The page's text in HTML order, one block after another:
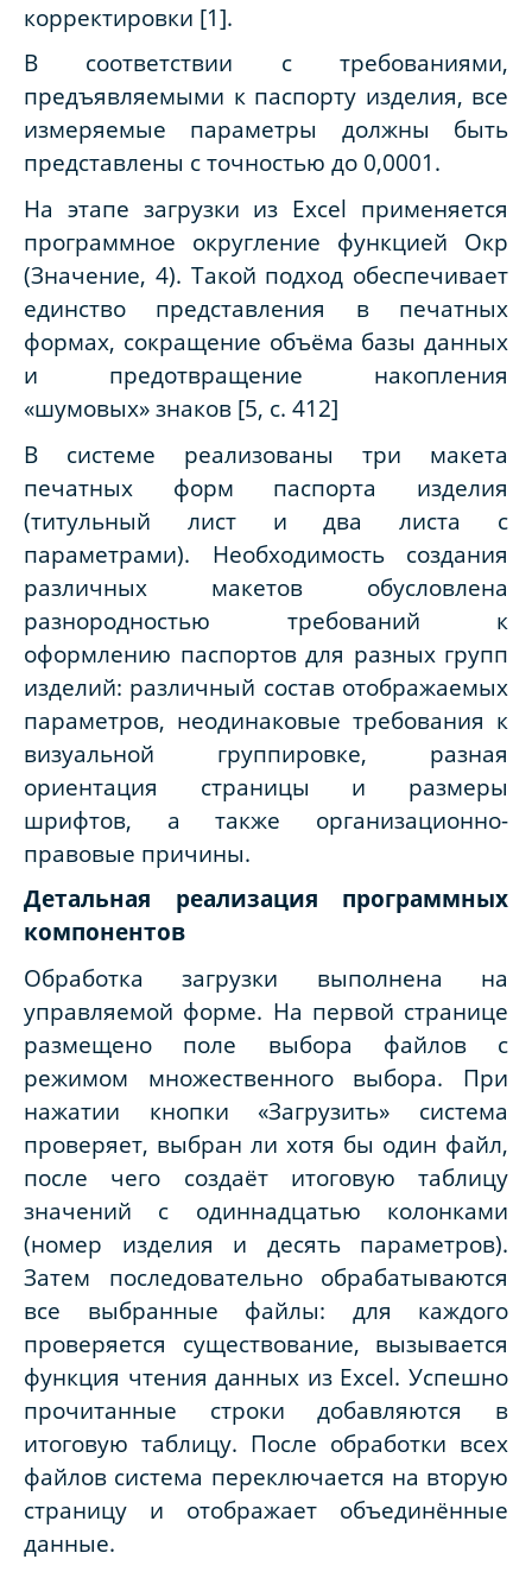
корректировки [1].
В соответствии с требованиями,
предъявляемыми к паспорту изделия, все
измеряемые параметры должны быть
представлены с точностью до 0,0001.
На этапе загрузки из Excel применяется
программное округление функцией Окр
(Значение, 4). Такой подход обеспечивает
единство представления в печатных
формах, сокращение объёма базы данных
и предотвращение накопления
«шумовых» знаков [5, с. 412]
В системе реализованы три макета
печатных форм паспорта изделия
(титульный лист и два листа с
параметрами). Необходимость создания
различных макетов обусловлена
разнородностью требований к
оформлению паспортов для разных групп
изделий: различный состав отображаемых
параметров, неодинаковые требования к
визуальной группировке, разная
ориентация страницы и размеры
шрифтов, а также организационно-
правовые причины.
Детальная реализация программных
компонентов
Обработка загрузки выполнена на
управляемой форме. На первой странице
размещено поле выбора файлов с
режимом множественного выбора. При
нажатии кнопки «Загрузить» система
проверяет, выбран ли хотя бы один файл,
после чего создаёт итоговую таблицу
значений с одиннадцатью колонками
(номер изделия и десять параметров).
Затем последовательно обрабатываются
все выбранные файлы: для каждого
проверяется существование, вызывается
функция чтения данных из Excel. Успешно
прочитанные строки добавляются в
итоговую таблицу. После обработки всех
файлов система переключается на вторую
страницу и отображает объединённые
данные.